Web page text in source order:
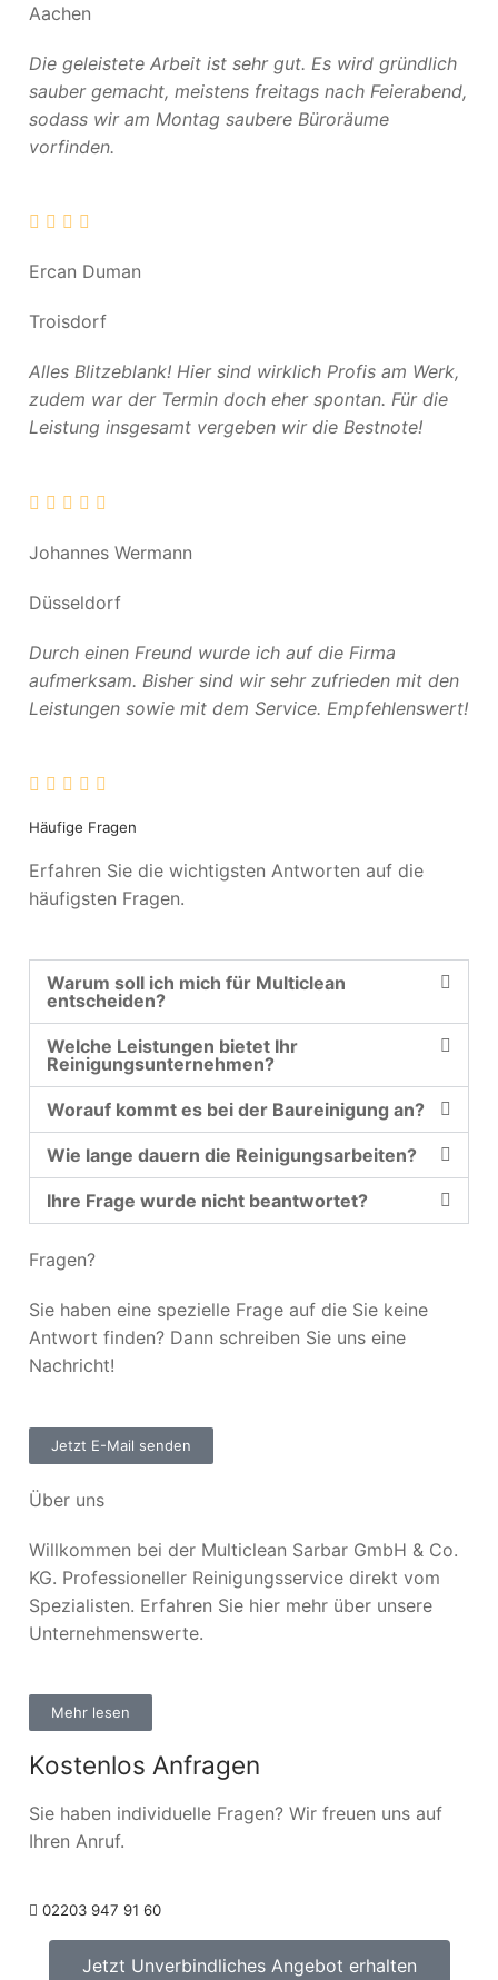
Aachen
Die geleistete Arbeit ist sehr gut. Es wird gründlich
sauber gemacht, meistens freitags nach Feierabend,
sodass wir am Montag saubere Büroräume
vorfinden.
Ercan Duman
Troisdorf
Alles Blitzeblank! Hier sind wirklich Profis am Werk,
zudem war der Termin doch eher spontan. Für die
Leistung insgesamt vergeben wir die Bestnote!
Johannes Wermann
Düsseldorf
Durch einen Freund wurde ich auf die Firma
aufmerksam. Bisher sind wir sehr zufrieden mit den
Leistungen sowie mit dem Service. Empfehlenswert!
Häufige Fragen
Erfahren Sie die wichtigsten Antworten auf die
häufigsten Fragen.
Warum soll ich mich für Multiclean
entscheiden?
Welche Leistungen bietet Ihr
Reinigungsunternehmen?
Worauf kommt es bei der Baureinigung an?
Wie lange dauern die Reinigungsarbeiten?
Ihre Frage wurde nicht beantwortet?
Fragen?
Sie haben eine spezielle Frage auf die Sie keine
Antwort finden? Dann schreiben Sie uns eine
Nachricht!
Jetzt E-Mail senden
Über uns
Willkommen bei der Multiclean Sarbar GmbH & Co.
KG. Professioneller Reinigungsservice direkt vom
Spezialisten. Erfahren Sie hier mehr über unsere
Unternehmenswerte.
Mehr lesen
Kostenlos Anfragen
Sie haben individuelle Fragen? Wir freuen uns auf
Ihren Anruf.
02203 947 91 60
Jetzt Unverbindliches Angebot erhalten